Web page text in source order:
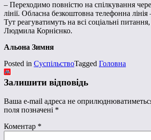
– Переходимо повністю на спілкування
лінії. Обласна безкоштовна телефонна
Тут реагуватимуть на всі соціальні
Людмила Корнієнко.
Альона Зимня
Posted in СуспільствоTagged Головна
Залишити відповідь
Ваша e-mail адреса не
поля позначені *
Коментар *